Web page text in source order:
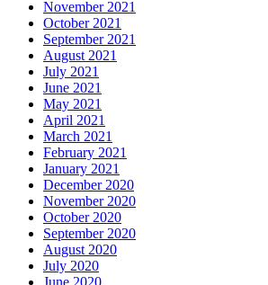
November 2021
October 2021
September 2021
August 2021
July 2021
June 2021
May 2021
April 2021
March 2021
February 2021
January 2021
December 2020
November 2020
October 2020
September 2020
August 2020
July 2020